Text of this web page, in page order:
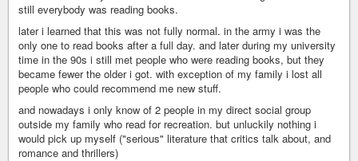
still everybody was reading books.
later i learned that this was not fully normal. in the army i was the
only one to read books after a full day. and later during my university
time in the 90s i still met people who were reading books, but they
became fewer the older i got. with exception of my family i lost all
people who could recommend me new stuff.
and nowadays i only know of 2 people in my direct social group
outside my family who read for recreation. but unluckily nothing i
would pick up myself ("serious" literature that critics talk about, and
romance and thrillers)